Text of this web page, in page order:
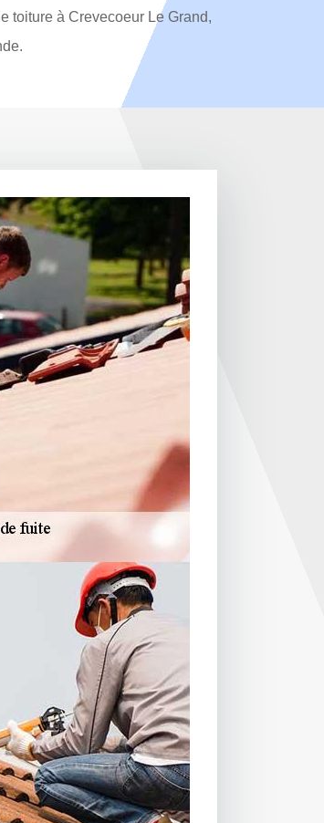
toiture à Crevecoeur Le Grand,